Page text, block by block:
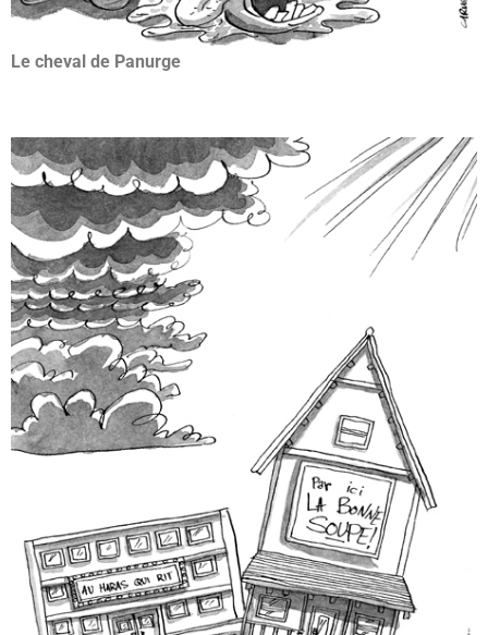
Le cheval de Panurge